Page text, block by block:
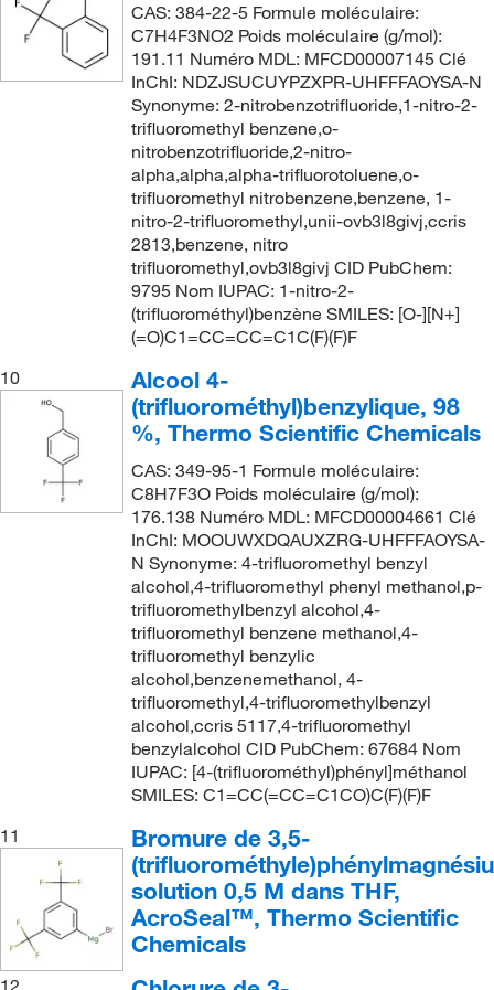
CAS: 384-22-5 Formule moléculaire:
C7H4F3NO2 Poids moléculaire (g/mol):
191.11 Numéro MDL: MFCD00007145 Clé
InChI: NDZJSUCUYPZXPR-UHFFFAOYSA-N
Synonyme: 2-nitrobenzotrifluoride,1-nitro-2-
trifluoromethyl benzene,o-
nitrobenzotrifluoride,2-nitro-
alpha,alpha,alpha-trifluorotoluene,o-
trifluoromethyl nitrobenzene,benzene, 1-
nitro-2-trifluoromethyl,unii-ovb3l8givj,ccris
2813,benzene, nitro
trifluoromethyl,ovb3l8givj CID PubChem:
9795 Nom IUPAC: 1-nitro-2-
(trifluorométhyl)benzène SMILES: [O-][N+]
(=O)C1=CC=CC=C1C(F)(F)F
10
Alcool 4-
(trifluorométhyl)benzylique, 98
%, Thermo Scientific Chemicals
CAS: 349-95-1 Formule moléculaire:
C8H7F3O Poids moléculaire (g/mol):
176.138 Numéro MDL: MFCD00004661 Clé
InChI: MOOUWXDQAUXZRG-UHFFFAOYSA-
N Synonyme: 4-trifluoromethyl benzyl
alcohol,4-trifluoromethyl phenyl methanol,p-
trifluoromethylbenzyl alcohol,4-
trifluoromethyl benzene methanol,4-
trifluoromethyl benzylic
alcohol,benzenemethanol, 4-
trifluoromethyl,4-trifluoromethylbenzyl
alcohol,ccris 5117,4-trifluoromethyl
benzylalcohol CID PubChem: 67684 Nom
IUPAC: [4-(trifluorométhyl)phényl]méthanol
SMILES: C1=CC(=CC=C1CO)C(F)(F)F
11
Bromure de 3,5-
solution 0,5 M dans THF,
AcroSeal™, Thermo Scientific
Chemicals
12